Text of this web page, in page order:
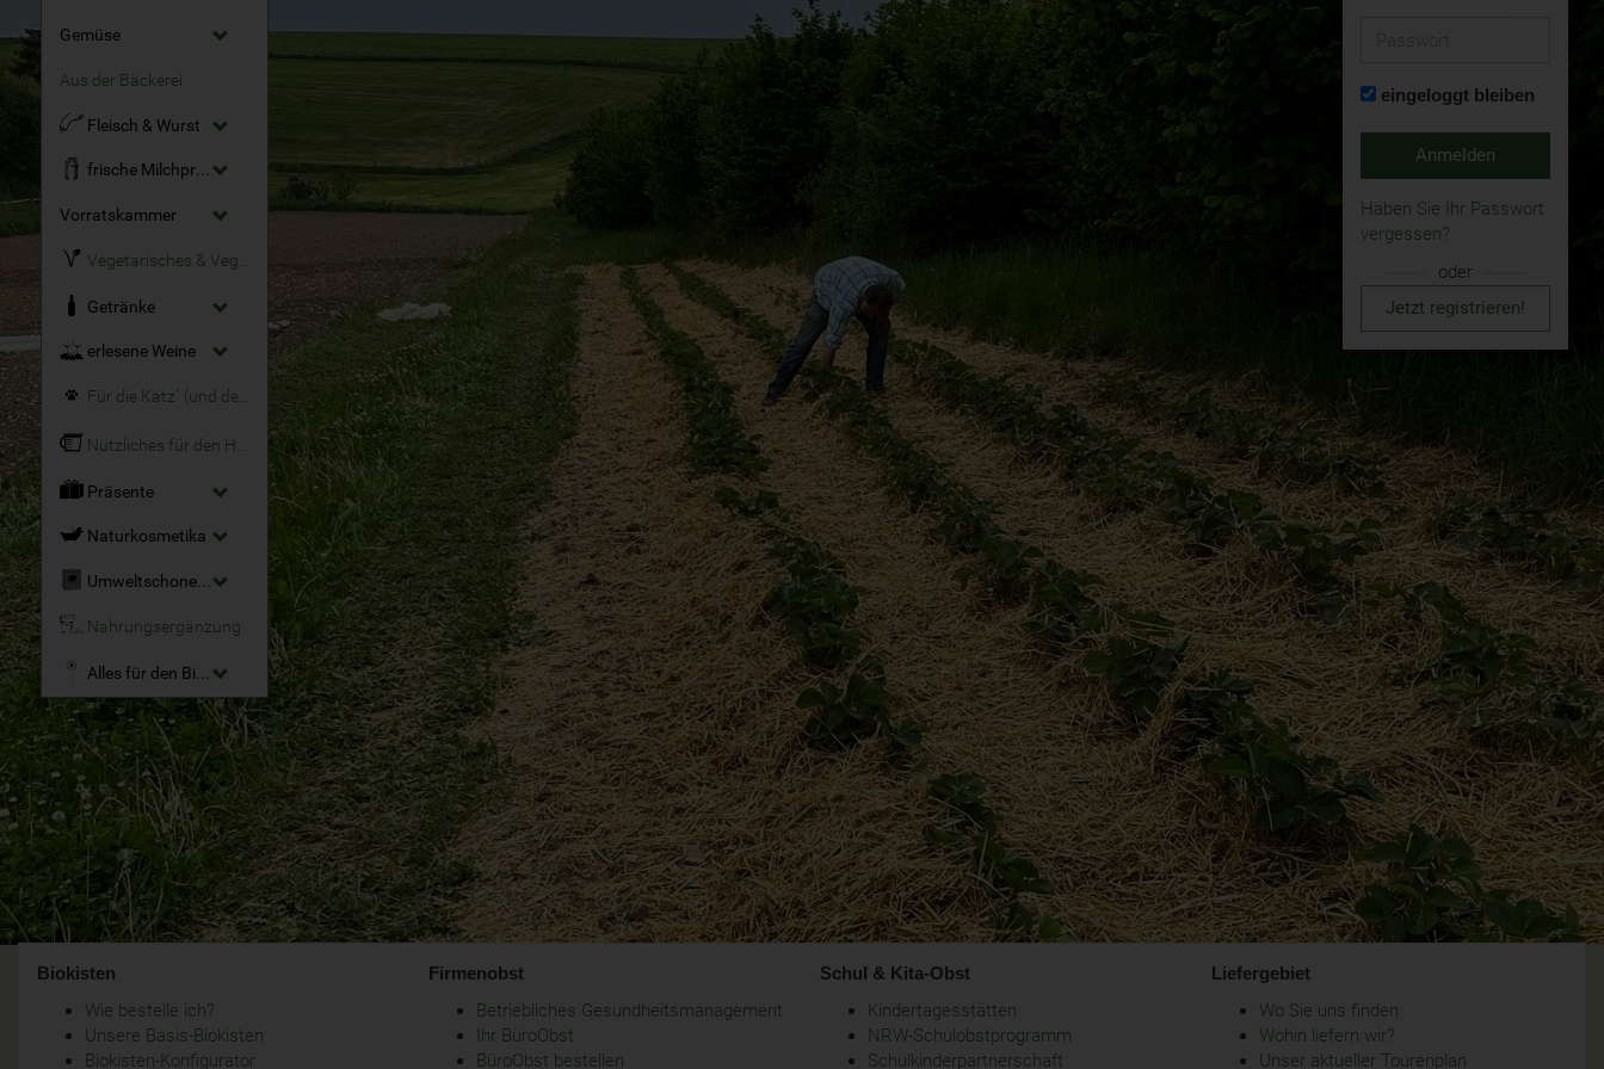
Gemüse
Aus der Bäckerei
Fleisch & Wurst
frische Milchprodukte
Vorratskammer
Getränke
erlesene Weine
Für die Katz´ (und den Hund)
Präsente
Naturkosmetika
Umweltschonende Reinigungsmittel
Nahrungsergänzung
Alles für den Bio-Garten
eingeloggt bleiben
Anmelden
Haben Sie Ihr Passwort
vergessen?
oder
Jetzt registrieren!
Biokisten
Wie bestelle ich?
Unsere Basis-Biokisten
Biokisten-Konfigurator
Firmenobst
Betriebliches Gesundheitsmanagement
Ihr BüroObst
BüroObst bestellen
Schul & Kita-Obst
Kindertagesstätten
NRW-Schulobstprogramm
Schulkinderpartnerschaft
Liefergebiet
Wo Sie uns finden
Wohin liefern wir?
Unser aktueller Tourenplan